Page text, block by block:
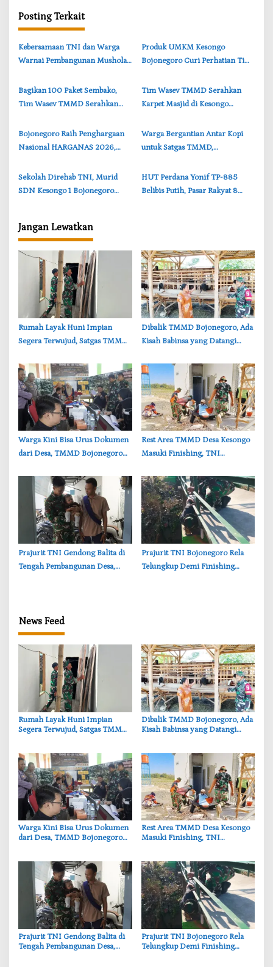
s
i
p
o
Posting Terkait
‎Kebersamaan TNI dan Warga
Warnai Pembangunan Mushola
Bojonegoro-Lamongan
‎Produk UMKM Kesongo
Bojonegoro Curi Perhatian Tim
Herry Beri Pujian
‎Bagikan 100 Paket Sembako,
Tim Wasev TMMD Serahkan
Bojonegoro
‎Tim Wasev TMMD Serahkan
Karpet Masjid di Kesongo
Kepedulian TNI
‎Bojonegoro Raih Penghargaan
Nasional HARGANAS 2026,
Apresiasi BKKBN
‎Warga Bergantian Antar Kopi
untuk Satgas TMMD,
Pembangunan Jalan di
Bojonegoro
‎Sekolah Direhab TNI, Murid
SDN Kesongo 1 Bojonegoro
‎HUT Perdana Yonif TP-885
Belibis Putih, Pasar Rakyat 8
Jangan Lewatkan
‎Rumah Layak Huni Impian
Segera Terwujud, Satgas TMMD
‎Dibalik TMMD Bojonegoro, Ada
Kisah Babinsa yang Datangi
Keluh Warga
‎Warga Kini Bisa Urus Dokumen
dari Desa, TMMD Bojonegoro
‎Rest Area TMMD Desa Kesongo
Masuki Finishing, TNI
Kokoh dan Nyaman
‎Prajurit TNI Gendong Balita di
Tengah Pembangunan Desa,
‎Prajurit TNI Bojonegoro Rela
Telungkup Demi Finishing
News Feed
‎Rumah Layak Huni Impian
Segera Terwujud, Satgas TMMD
‎Dibalik TMMD Bojonegoro, Ada
Kisah Babinsa yang Datangi
‎Warga Kini Bisa Urus Dokumen
dari Desa, TMMD Bojonegoro
‎Rest Area TMMD Desa Kesongo
Masuki Finishing, TNI
‎Prajurit TNI Gendong Balita di
Tengah Pembangunan Desa,
‎Prajurit TNI Bojonegoro Rela
Telungkup Demi Finishing